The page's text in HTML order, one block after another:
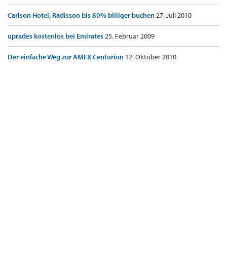
Carlson Hotel, Radisson bis 80% billiger buchen27. Juli 2010
uprades kostenlos bei Emirates25. Februar 2009
Der einfache Weg zur AMEX Centurion 12. Oktober 2010